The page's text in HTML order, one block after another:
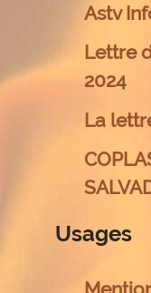
Astv
Lettre
2024
La
Usages